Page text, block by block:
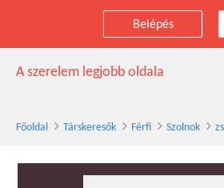
Belépés
zsolesz19 társkereső férfi,
A szerelem legjobb oldala
Főoldal Társkeresők Férfi Szolnok